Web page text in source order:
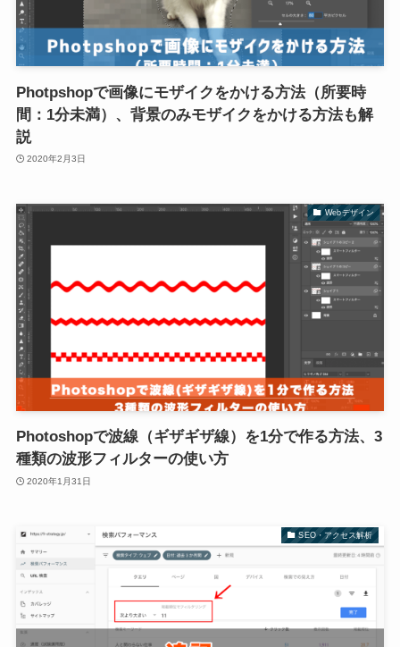
Photpshopで画像にモザイクをかける方法（所要時
間：1分未満）、背景のみモザイクをかける方法も解
説
2020年2月3日
Webデザイン
Photoshopで波線（ギザギザ線）を1分で作る方法、3
種類の波形フィルターの使い方
2020年1月31日
SEO・アクセス解析